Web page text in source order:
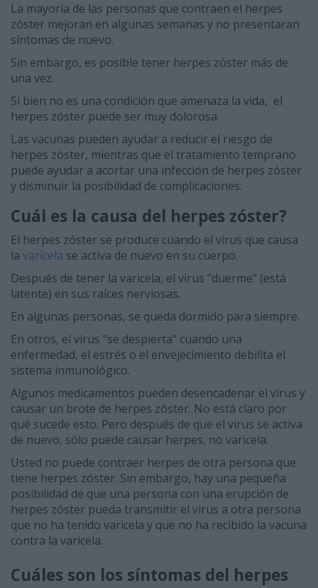
La mayoría de las personas que contraen el herpes
zóster mejoran en algunas semanas y no presentaran
síntomas de nuevo.
Sin embargo, es posible tener herpes zóster más de
una vez.
Si bien no es una condición que amenaza la vida, el
herpes zóster puede ser muy dolorosa.
Las vacunas pueden ayudar a reducir el riesgo de
herpes zóster, mientras que el tratamiento temprano
puede ayudar a acortar una infección de herpes zóster
y disminuir la posibilidad de complicaciones.
Cuál es la causa del herpes zóster?
El herpes zóster se produce cuando el virus que causa
la varicela se activa de nuevo en su cuerpo.
Después de tener la varicela, el virus "duerme" (está
latente) en sus raíces nerviosas.
En algunas personas, se queda dormido para siempre.
En otros, el virus "se despierta" cuando una
enfermedad, el estrés o el envejecimiento debilita el
sistema inmunológico.
Algunos medicamentos pueden desencadenar el virus y
causar un brote de herpes zóster. No está claro por
qué sucede esto. Pero después de que el virus se activa
de nuevo, sólo puede causar herpes, no varicela.
Usted no puede contraer herpes de otra persona que
tiene herpes zóster. Sin embargo, hay una pequeña
posibilidad de que una persona con una erupción de
herpes zóster pueda transmitir el virus a otra persona
que no ha tenido varicela y que no ha recibido la vacuna
contra la varicela.
Cuáles son los síntomas del herpes